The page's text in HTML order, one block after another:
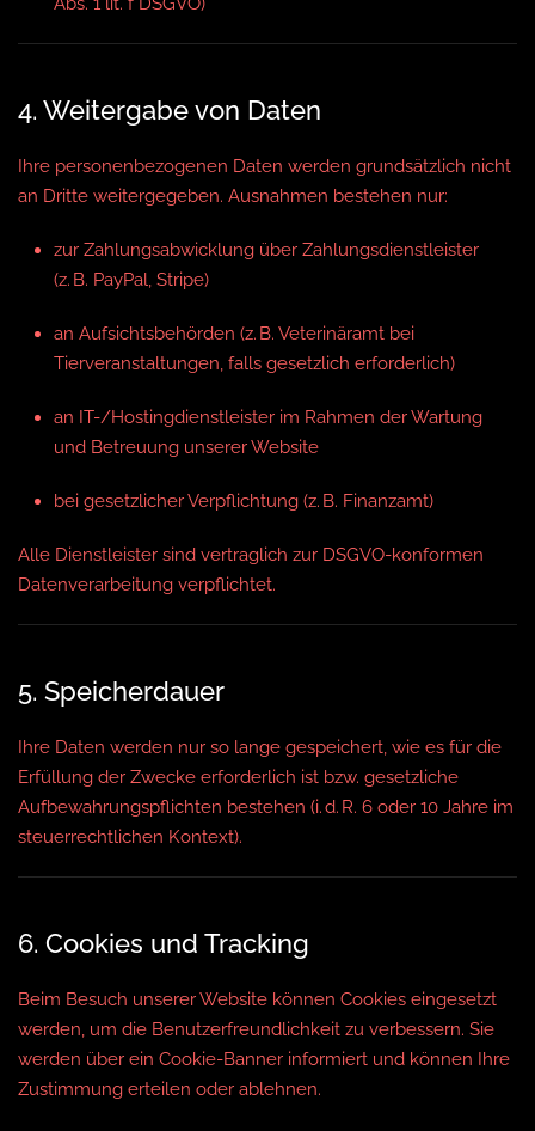
4. Weitergabe von Daten
Ihre personenbezogenen Daten werden grundsätzlich nicht
an Dritte weitergegeben. Ausnahmen bestehen nur:
zur Zahlungsabwicklung über Zahlungsdienstleister
(z. B. PayPal, Stripe)
an Aufsichtsbehörden (z. B. Veterinäramt bei
Tierveranstaltungen, falls gesetzlich erforderlich)
an IT-/Hostingdienstleister im Rahmen der Wartung
und Betreuung unserer Website
bei gesetzlicher Verpflichtung (z. B. Finanzamt)
Alle Dienstleister sind vertraglich zur DSGVO-konformen
Datenverarbeitung verpflichtet.
5. Speicherdauer
Ihre Daten werden nur so lange gespeichert, wie es für die
Erfüllung der Zwecke erforderlich ist bzw. gesetzliche
Aufbewahrungspflichten bestehen (i. d. R. 6 oder 10 Jahre im
steuerrechtlichen Kontext).
6. Cookies und Tracking
Beim Besuch unserer Website können Cookies eingesetzt
werden, um die Benutzerfreundlichkeit zu verbessern. Sie
werden über ein Cookie-Banner informiert und können Ihre
Zustimmung erteilen oder ablehnen.